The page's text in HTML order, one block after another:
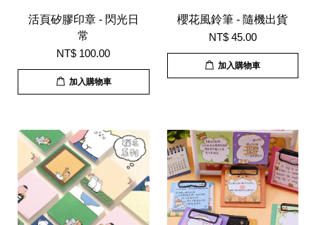
活頁矽膠印章 - 閃光日
常
NT$ 100.00
加入購物車
櫻花風鈴筆 - 隨機出貨
NT$ 45.00
加入購物車